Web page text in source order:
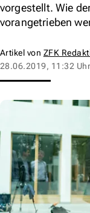
vorgestellt. Wie
vorangetrieben
Artikel von ZFK
28.06.2019, 11:32 Uhr